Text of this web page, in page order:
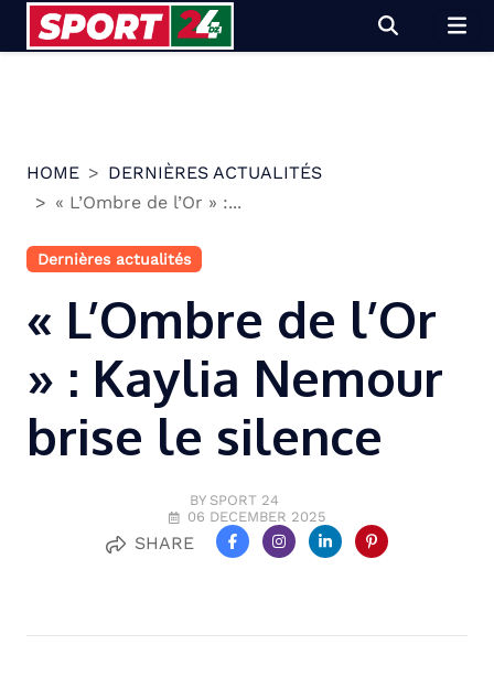
HOME
DERNIÈRES ACTUALITÉS
« L’Ombre de l’Or » :...
Dernières actualités
« L’Ombre de l’Or
» : Kaylia Nemour
brise le silence
BY SPORT 24
06 DECEMBER 2025
SHARE